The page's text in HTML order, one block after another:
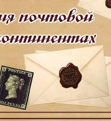
почтовой